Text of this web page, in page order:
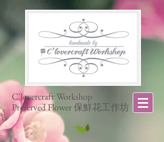
C'lovercraft Workshop
Preserved Flower 保鮮花工作坊